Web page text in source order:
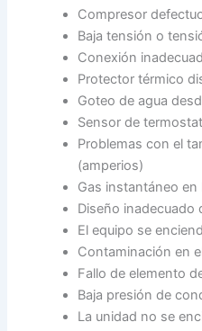
Compresor
Baja tensión o
Conexión
Protector térmico
Goteo de agua
Sensor de
Problemas con el
(amperios)
Gas instantáneo en
Diseño inadecuado
El equipo se
Contaminación en
Fallo de elemento
Baja presión de
La unidad no se